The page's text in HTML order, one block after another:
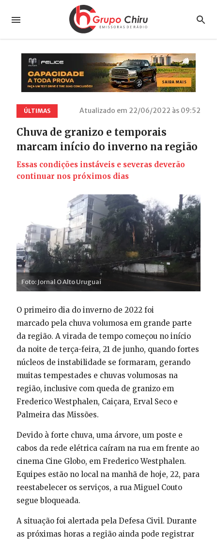
ÚLTIMAS Atualizado em 22/06/2022 às 09:52
Chuva de granizo e temporais
marcam início do inverno na região
Essas condições instáveis e severas deverão
continuar nos próximos dias
Foto: Jornal O Alto Uruguai
O primeiro dia do inverno de 2022 foi
marcado pela chuva volumosa em grande parte
da região. A virada de tempo começou no início
da noite de terça-feira, 21 de junho, quando fortes
núcleos de instabilidade se formaram, gerando
muitas tempestades e chuvas volumosas na
região, inclusive com queda de granizo em
Frederico Westphalen, Caiçara, Erval Seco e
Palmeira das Missões.
Devido à forte chuva, uma árvore, um poste e
cabos da rede elétrica caíram na rua em frente ao
cinema Cine Globo, em Frederico Westphalen.
Equipes estão no local na manhã de hoje, 22, para
reestabelecer os serviços, a rua Miguel Couto
segue bloqueada.
A situação foi alertada pela Defesa Civil. Durante
as próximas horas a região ainda pode registrar